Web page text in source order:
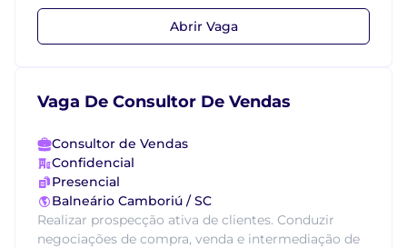
Abrir Vaga
Vaga De Consultor De Vendas
Consultor de Vendas
Confidencial
Presencial
Balneário Camboriú / SC
Realizar prospecção ativa de clientes. Conduzir
negociações de compra, venda e intermediação de